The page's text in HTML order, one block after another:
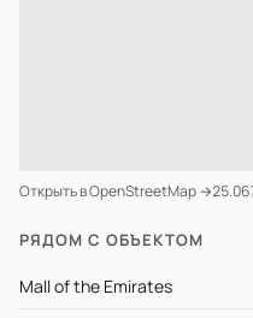
Открыть в OpenStreetMap →
РЯДОМ С ОБЪЕКТОМ
Mall of the Emirates